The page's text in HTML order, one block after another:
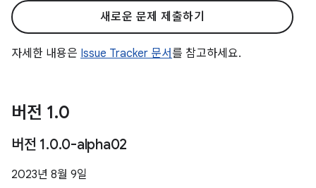
새로운 문제 제출하기
자세한 내용은 Issue Tracker 문서를 참고하세요.
버전 1.0
버전 1.0.0-alpha02
2023년 8월 9일